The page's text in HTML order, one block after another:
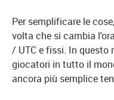
Per semplificare le
volta che si cambia
/ UTC e fissi. In questo
giocatori in tutto il
ancora più semplice